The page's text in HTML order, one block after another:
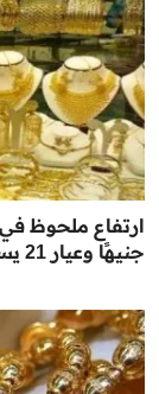
جنيهًا وعيار 21 يستمر في الارتفاع